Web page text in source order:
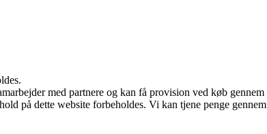
med partnere og kan få provision ved køb gennem
på dette website forbeholdes. Vi kan tjene penge